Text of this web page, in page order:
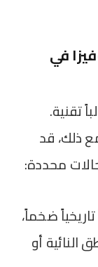
في
تقنية.
ذلك، قد
محددة:
ضخماً،
النائية أو